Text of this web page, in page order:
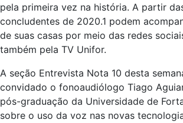
pela primeira vez na história. A partir
concludentes de 2020.1 podem
de suas casas por meio das redes
também pela TV Unifor.
A seção Entrevista Nota 10 desta
convidado o fonoaudiólogo Tiago
pós-graduação da Universidade de
sobre o uso da voz nas novas